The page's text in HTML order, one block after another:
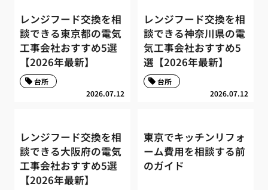
レンジフード交換を相
談できる東京都の電気
工事会社おすすめ5選
【2026年最新】
2026.07.12
台所
レンジフード交換を相
談できる神奈川県の電
気工事会社おすすめ5
選【2026年最新】
2026.07.12
台所
レンジフード交換を相
談できる大阪府の電気
工事会社おすすめ5選
【2026年最新】
東京でキッチンリフォ
ーム費用を相談する前
のガイド